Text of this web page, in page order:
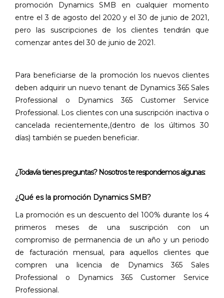
promoción Dynamics SMB en cualquier momento
entre el 3 de agosto del 2020 y el 30 de junio de 2021,
pero las suscripciones de los clientes tendrán que
comenzar antes del 30 de junio de 2021.
Para beneficiarse de la promoción los nuevos clientes
deben adquirir un nuevo tenant de Dynamics 365 Sales
Professional o Dynamics 365 Customer Service
Professional. Los clientes con una suscripción inactiva o
cancelada recientemente,(dentro de los últimos 30
días) también se pueden beneficiar.
¿Todavía tienes preguntas? Nosotros te respondemos algunas:
¿Qué es la promoción Dynamics SMB?
La promoción es un descuento del 100% durante los 4
primeros meses de una suscripción con un
compromiso de permanencia de un año y un periodo
de facturación mensual, para aquellos clientes que
compren una licencia de Dynamics 365 Sales
Professional o Dynamics 365 Customer Service
Professional.